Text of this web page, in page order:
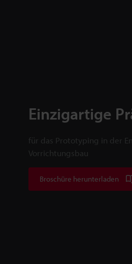
Einzigartige
für das Prototyping in der
Vorrichtungsbau
Broschüre herunterladen